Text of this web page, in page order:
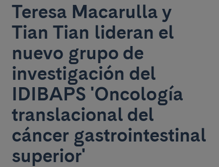
Teresa Macarulla y
Tian Tian lideran el
nuevo grupo de
investigación del
IDIBAPS 'Oncología
translacional del
cáncer gastrointestinal
superior'